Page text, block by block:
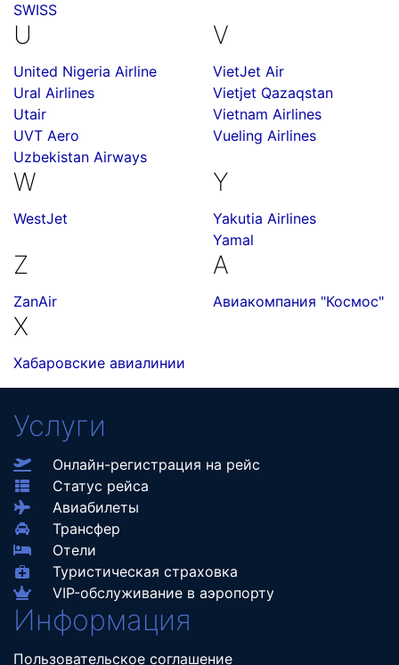
SWISS
U
United Nigeria Airline
Ural Airlines
Utair
UVT Aero
Uzbekistan Airways
V
VietJet Air
Vietjet Qazaqstan
Vietnam Airlines
Vueling Airlines
W
WestJet
Y
Yakutia Airlines
Yamal
Z
ZanAir
А
Авиакомпания "Космос"
Х
Хабаровские авиалинии
Услуги
Онлайн-регистрация на рейс
Статус рейса
Авиабилеты
Трансфер
Отели
Туристическая страховка
VIP-обслуживание в аэропорту
Информация
Пользовательское соглашение